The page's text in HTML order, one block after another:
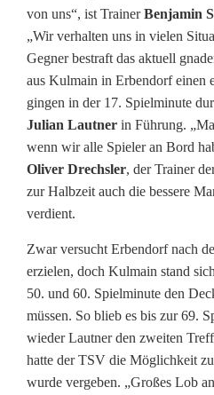
von uns“, ist TrainerBenjamin
„Wir verhalten uns in vielen
Gegner bestraft das aktuell
aus Kulmain in Erbendorf einen
gingen in der 17. Spielminute
Julian Lautner in Führung.
wenn wir alle Spieler an Bord
Oliver Drechsler, der Trainer
zur Halbzeit auch die bessere
verdient.
Zwar versucht Erbendorf nach
erzielen, doch Kulmain stand
50. und 60. Spielminute den
müssen. So blieb es bis zur 69.
wieder Lautner den zweiten
hatte der TSV die Möglichkeit
wurde vergeben. „Großes Lob